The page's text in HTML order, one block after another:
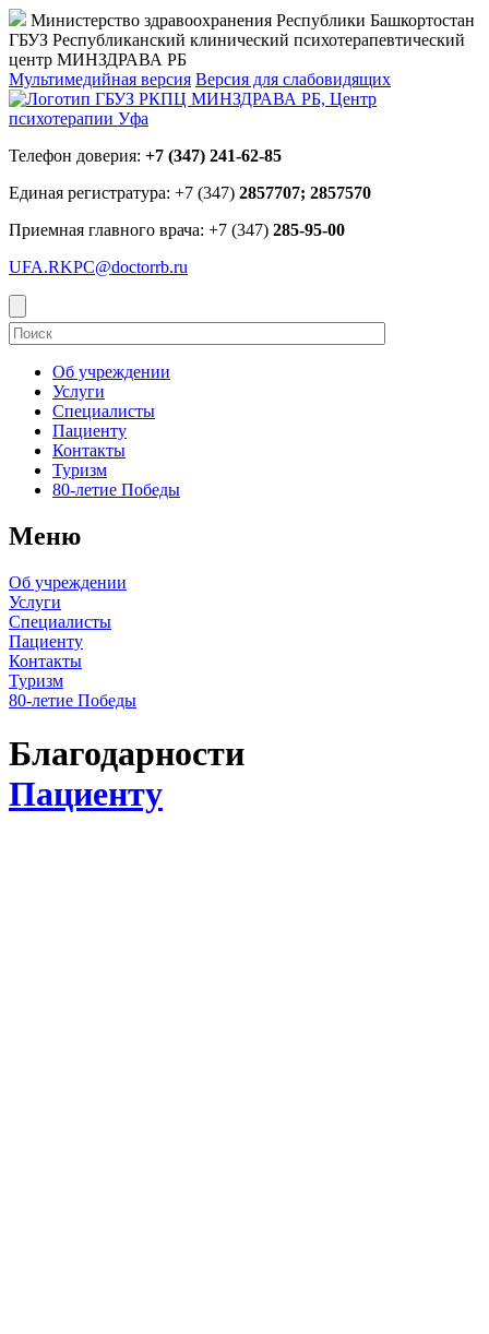
Министерство здравоохранения Республики Башкортостан
ГБУЗ Республиканский клинический психотерапевтический
центр МИНЗДРАВА РБ
Мультимедийная версия Версия для слабовидящих
Телефон доверия: +7 (347) 241-62-85
Единая регистратура: +7 (347) 2857707; 2857570
Приемная главного врача: +7 (347) 285-95-00
UFA.RKPC@doctorrb.ru
Об учреждении
Услуги
Специалисты
Пациенту
Контакты
Туризм
80-летие Победы
Меню
Об учреждении
Услуги
Специалисты
Пациенту
Контакты
Туризм
80-летие Победы
Благодарности
Пациенту